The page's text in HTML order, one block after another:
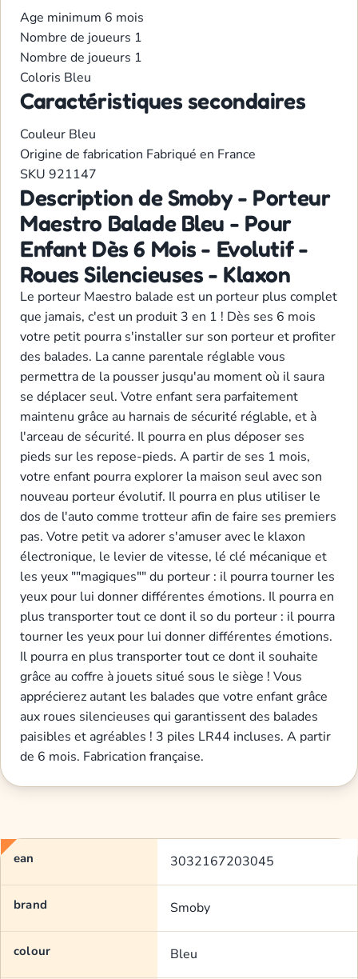
Age minimum 6 mois
Nombre de joueurs 1
Nombre de joueurs 1
Coloris Bleu
Caractéristiques secondaires
Couleur Bleu
Origine de fabrication Fabriqué en France
SKU 921147
Description de Smoby - Porteur
Maestro Balade Bleu - Pour
Enfant Dès 6 Mois - Evolutif -
Roues Silencieuses - Klaxon
Le porteur Maestro balade est un porteur plus complet
que jamais, c'est un produit 3 en 1 ! Dès ses 6 mois
votre petit pourra s'installer sur son porteur et profiter
des balades. La canne parentale réglable vous
permettra de la pousser jusqu'au moment où il saura
se déplacer seul. Votre enfant sera parfaitement
maintenu grâce au harnais de sécurité réglable, et à
l'arceau de sécurité. Il pourra en plus déposer ses
pieds sur les repose-pieds. A partir de ses 1 mois,
votre enfant pourra explorer la maison seul avec son
nouveau porteur évolutif. Il pourra en plus utiliser le
dos de l'auto comme trotteur afin de faire ses premiers
pas. Votre petit va adorer s'amuser avec le klaxon
électronique, le levier de vitesse, lé clé mécanique et
les yeux ""magiques"" du porteur : il pourra tourner les
yeux pour lui donner différentes émotions. Il pourra en
plus transporter tout ce dont il so du porteur : il pourra
tourner les yeux pour lui donner différentes émotions.
Il pourra en plus transporter tout ce dont il souhaite
grâce au coffre à jouets situé sous le siège ! Vous
apprécierez autant les balades que votre enfant grâce
aux roues silencieuses qui garantissent des balades
paisibles et agréables ! 3 piles LR44 incluses. A partir
de 6 mois. Fabrication française.
ean 3032167203045
brand Smoby
colour Bleu